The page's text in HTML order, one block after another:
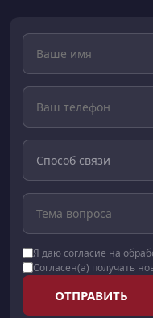
Я даю согласие на
Согласен(а) получать
ОТПРАВИТЬ